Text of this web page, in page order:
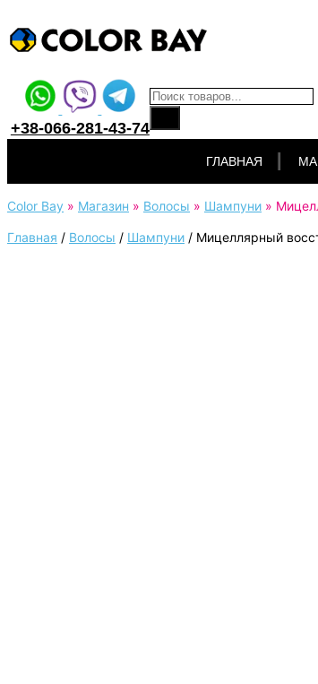
+38-066-281-43-74
Поиск товаров
контенту
ГЛАВНАЯ
Color Bay » Магазин » Волосы » Шампуни »
Главная / Волосы / Шампуни / Мицеллярный